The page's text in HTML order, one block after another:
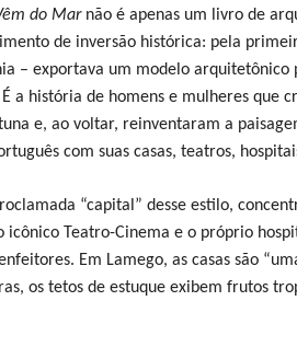
do Mar não é apenas um livro de
de inversão histórica: pela
– exportava um modelo arquitetônico
a história de homens e mulheres que
e, ao voltar, reinventaram a
com suas casas, teatros,
“capital” desse estilo,
icônico Teatro-Cinema e o próprio
Em Lamego, as casas são
os tetos de estuque exibem frutos